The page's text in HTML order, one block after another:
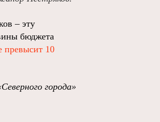
– эту
бюджета
превысит 10
города»